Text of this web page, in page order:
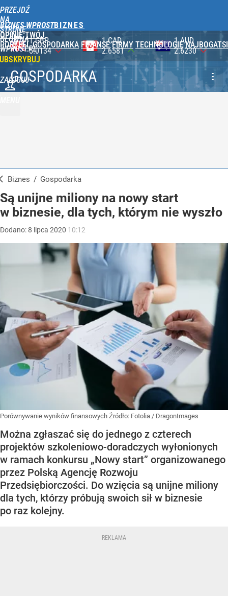
PRZEJDŹ
NA
STRONĘ
GŁÓWNĄ
WPROST.PL
BIZNES WPROST
OPINIE TWÓJ
PORTFEL GOSPODARKA FINANSE FIRMY TECHNOLOGIE NAJBOGATSI
ZALOGUJ
1 CAD
2.6581
1 AUD
2.6230
100 JPY
2.3590
GOSPODARKA
Biznes / Gospodarka
Są unijne miliony na nowy start
w biznesie, dla tych, którym nie wyszło
Dodano:8 lipca 2020 10:12
Porównywanie wyników finansowych Źródło: Fotolia / DragonImages
Można zgłaszać się do jednego z czterech
projektów szkoleniowo-doradczych wyłonionych
w ramach konkursu „Nowy start” organizowanego
przez Polską Agencję Rozwoju
Przedsiębiorczości. Do wzięcia są unijne miliony
dla tych, którzy próbują swoich sił w biznesie
po raz kolejny.